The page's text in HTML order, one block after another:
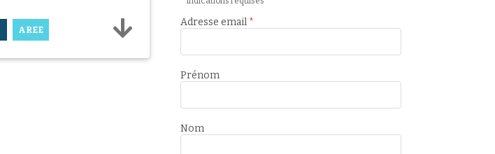
AREE
Adresse email *
Prénom
Nom